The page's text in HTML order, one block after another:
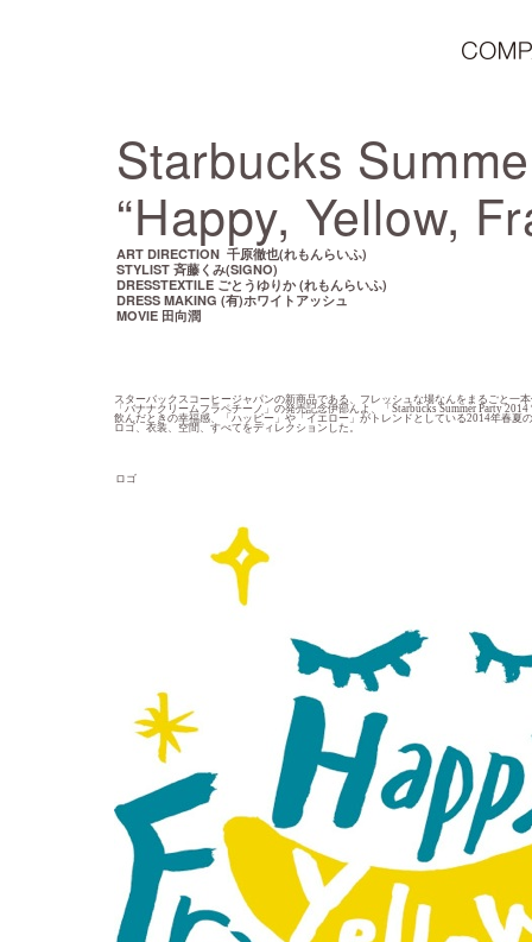
スターバックスコーヒージャパンの新商品である、フレッシュな場なんをまるごと一
「バナナクリームフラペチーノ」の発売記念伊部んよ、「Starbucks Summer Party
飲んだときの幸福感、「ハッピー」や「イエロー」がトレンドとしている2014年春夏
ロゴ、衣装、空間、すべてをディレクションした。
Starbucks
“Happy, Yellow,
ART DIRECTION 千原徹也(れもんらいふ)
STYLIST 斉藤くみ(SIGNO)
DRESSTEXTILE ごとうゆりか (れもんらいふ)
DRESS MAKING (有)ホワイトアッシュ
MOVIE 田向潤
ロゴ